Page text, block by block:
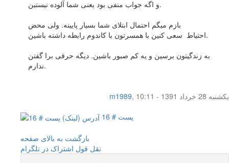
و اگه جواب منفی بود یعنی شما آلوده نیستین.
بازم میگم احتمال ابتلای شما بسیار پایینه. ولی محض
احتیاط سعی کنین با همسرتون با کاندوم رابطه داشته باشین.
به زندگیتون برسین و یه کم صبور باشین. دیگه حرفی برا گفتن
ندارم.
m1989,
یکشنبه 28 خرداد 1391 - 10:11
پست # 16
بازگشت به بالای صفحه
نقل قول اشتراک در تلگرام